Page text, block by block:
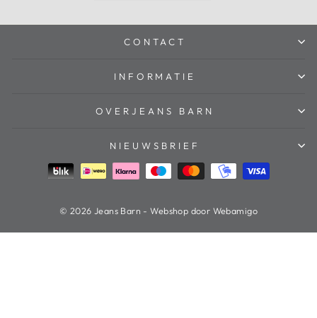
CONTACT
INFORMATIE
OVERJEANS BARN
NIEUWSBRIEF
© 2026 Jeans Barn - Webshop door Webamigo